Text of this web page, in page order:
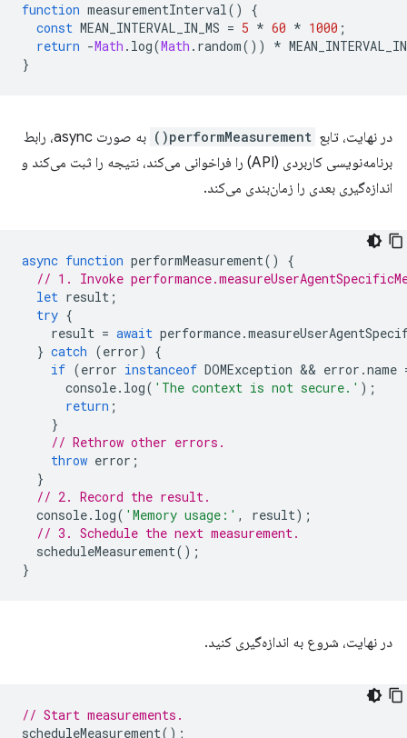
function measurementInterval()
{
const MEAN_INTERVAL_IN_MS = 5 * 60 * 1000 ;
return -Math . log(Math . random()) *
}
در نهایت، تابع performMeasurement()
به صورت async، رابط
برنامه‌نویسی کاربردی (API) را فراخوانی می‌کند، نتیجه را ثبت می‌کند و
اندازه‌گیری بعدی را زمان‌بندی می‌کند.
async function performMeasurement()
{
// 1. Invoke
let result ;
try {
result = await performance.
} catch (error)
{
if (error instanceof DOMException && error .name
console. log( 'The context is not secure.' );
return ;
}
// Rethrow other errors.
throw error ;
}
// 2. Record the result.
console. log( 'Memory usage:' , result);
// 3. Schedule the next measurement.
scheduleMeasurement();
}
در نهایت، شروع به اندازه‌گیری کنید.
// Start measurements.
scheduleMeasurement();